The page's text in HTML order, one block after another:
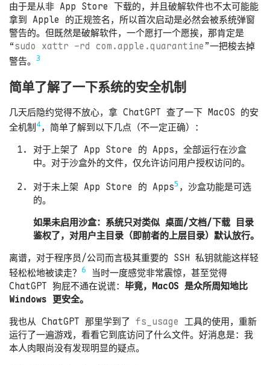
由于是从非 App Store 下载的，并且破解软件也不太可能能
拿到 Apple 的正规签名，所以首次启动是必然会被系统弹窗
警告的。但既然是破解软件，一个愿打一个愿挨，那肯定是
“sudo xattr -rd com.apple.quarantine ”一把梭去掉
警告。 3
简单了解了一下系统的安全机制
几天后隐约觉得不放心，拿 ChatGPT 查了一下 MacOS 的安
全机制4，简单了解到以下几点（不一定正确）：
对于上架了 App Store 的 Apps，全部运行在沙盒
中。对于沙盒外的文件，仅允许访问用户授权访问的。
对于未上架 App Store 的 Apps5 ，沙盒功能是可选
的。
如果未启用沙盒：系统只对类似 桌面/文档/下载 目录
鉴权了，对用户主目录（即前者的上层目录）默认放行。
离谱，对于程序员/公司而言极其重要的 SSH 私钥就能这样轻
轻松松地被读走？ 6
当时一度感觉非常震惊，甚至觉得
ChatGPT 狗屁不通在说谎： 毕竟，MacOS 是众所周知地比
Windows 更安全。
我也从 ChatGPT 那里学到了 fs_usage 工具的使用，重新
运行了一遍游戏，看看它到底访问了什么文件。好消息是：我
本人肉眼尚没有发现明显的疑点。